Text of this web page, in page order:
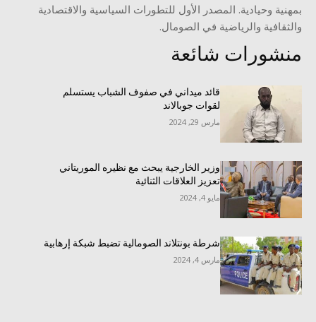
بمهنية وحيادية. المصدر الأول للتطورات السياسية والاقتصادية
والثقافية والرياضية في الصومال.
منشورات شائعة
قائد ميداني في صفوف الشباب يستسلم
لقوات جوبالاند
مارس 29, 2024
وزير الخارجية يبحث مع نظيره الموريتاني
تعزيز العلاقات الثنائية
مايو 4, 2024
شرطة بونتلاند الصومالية تضبط شبكة إرهابية
مارس 4, 2024